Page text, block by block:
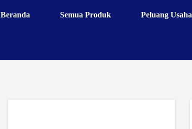
Beranda Semua Produk Peluang Usaha